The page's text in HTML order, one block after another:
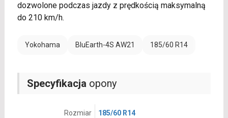
dozwolone podczas jazdy z prędkością maksymalną
do 210 km/h.
Yokohama BluEarth-4S AW21 185/60 R14
Specyfikacja opony
Rozmiar 185/60 R14